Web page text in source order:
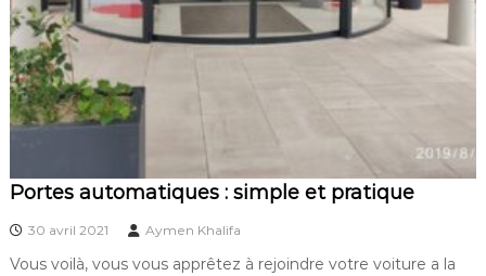
Portes automatiques : simple et pratique
30 avril 2021 Aymen Khalifa
Vous voilà, vous vous apprêtez à rejoindre votre voiture a la